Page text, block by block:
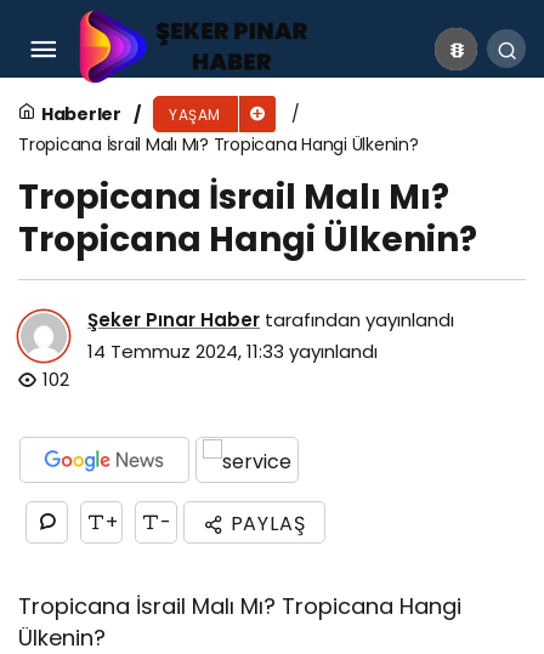
Haberler YAŞAM
Tropicana İsrail Malı Mı? Tropicana Hangi Ülkenin?
Tropicana İsrail Malı Mı?
Tropicana Hangi Ülkenin?
Şeker Pınar Haber tarafından yayınlandı
14 Temmuz 2024, 11:33 yayınlandı
102
+ - PAYLAŞ
Tropicana İsrail Malı Mı? Tropicana Hangi
Ülkenin?
Saint Lucia Gezilecek Yerler